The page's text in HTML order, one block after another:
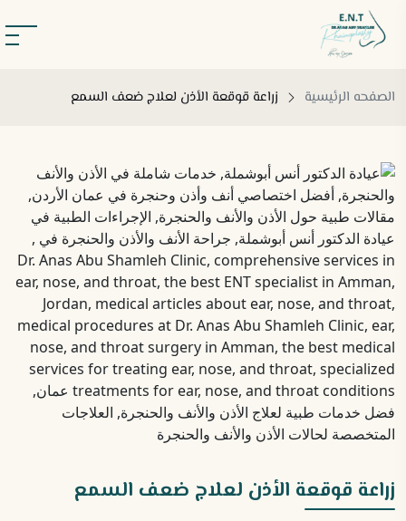
الصفحه الرئيسية زراعة قوقعة الأذن لعلاج ضعف السمع
زراعة قوقعة الأذن لعلاج ضعف السمع